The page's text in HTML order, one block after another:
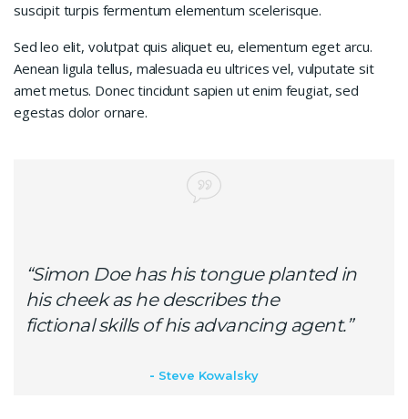
suscipit turpis fermentum elementum scelerisque.
Sed leo elit, volutpat quis aliquet eu, elementum eget arcu.
Aenean ligula tellus, malesuada eu ultrices vel, vulputate sit
amet metus. Donec tincidunt sapien ut enim feugiat, sed
egestas dolor ornare.
“Simon Doe has his tongue planted in
his cheek as he describes the
fictional skills of his advancing agent.”
Steve Kowalsky